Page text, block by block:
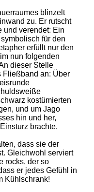
blinzelt
zu. Er rutscht
und verendet: Ein
für den
erfüllt nur den
nun folgenden
dieser Stelle
Fließband an: Über
kostümierten
und um Jago
hin und her,
brachte.
dass sie der
Gleichwohl serviert
rocks, der so
er jedes Gefühl in
Kühlschrank!